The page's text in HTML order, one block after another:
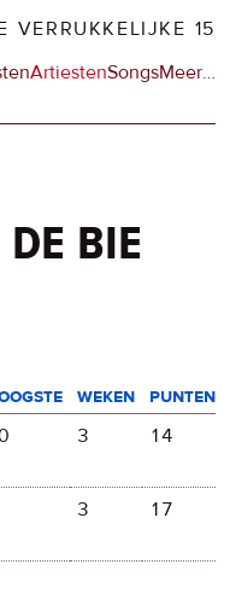
VERRUKKELIJKE 15
ArtiestenSongsMeerop
…
bie
weken
punten
3 14
3 17